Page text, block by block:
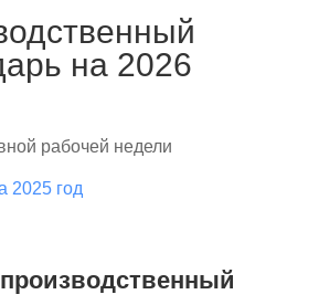
на 2026
рабочей недели
2025 год